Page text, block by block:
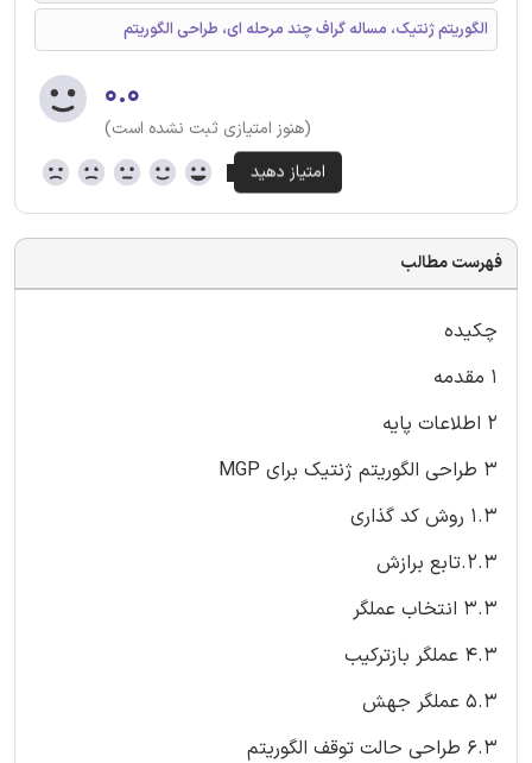
الگوریتم ژنتیک، مساله گراف چند مرحله ای، طراحی الگوریتم
۰.۰
(هنوز امتیازی ثبت نشده است)
فهرست مطالب
چکیده
1 مقدمه
2 اطلاعات پایه
3 طراحی الگوریتم ژنتیک برای MGP
1.3 روش کد گذاری
2.3.تابع برازش
3.3 انتخاب عملگر
4.3 عملگر بازترکیب
5.3 عملگر جهش
6.3 طراحی حالت توقف الگوریتم